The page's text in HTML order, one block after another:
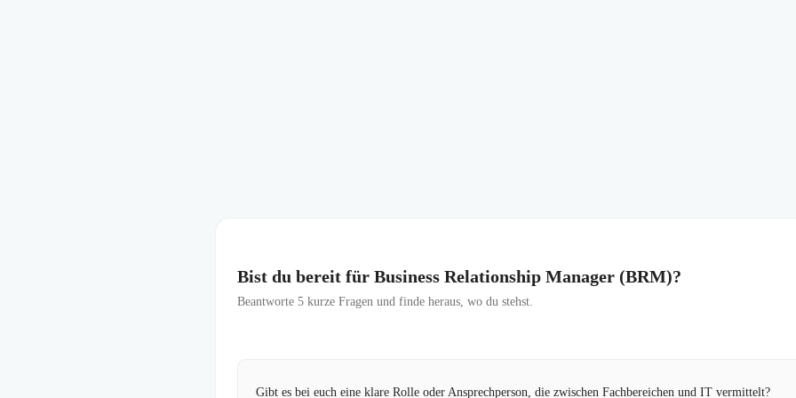
Bist du bereit für Business Relationship Manager (BRM)?
Beantworte 5 kurze Fragen und finde heraus, wo du stehst.
Gibt es bei euch eine klare Rolle oder Ansprechperson, die zwischen Fachbereichen und IT vermittelt?